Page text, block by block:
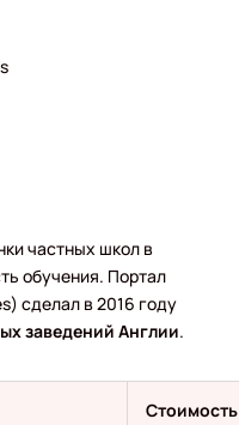
частных школ в
обучения. Портал
сделал в 2016 году
заведений Англии.